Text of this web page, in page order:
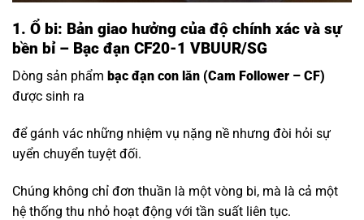
1. Ổ bi: Bản giao hưởng của độ chính xác và sự
bền bỉ – Bạc đạn CF20-1 VBUUR/SG
Dòng sản phẩm bạc đạn con lăn (Cam Follower – CF)
được sinh ra
để gánh vác những nhiệm vụ nặng nề nhưng đòi hỏi sự
uyển chuyển tuyệt đối.
Chúng không chỉ đơn thuần là một vòng bi, mà là cả một
hệ thống thu nhỏ hoạt động với tần suất liên tục.